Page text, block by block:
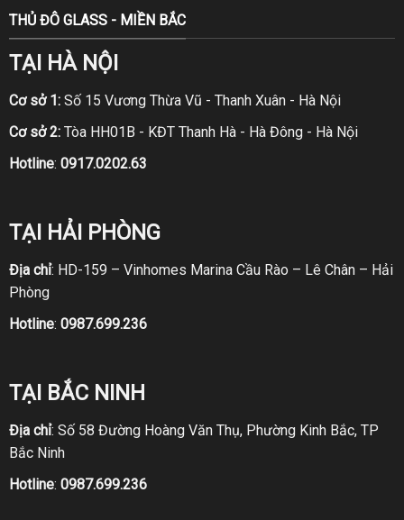
THỦ ĐÔ GLASS - MIỀN BẮC
TẠI HÀ NỘI
Cơ sở 1:Số 15 Vương Thừa Vũ - Thanh Xuân - Hà Nội
Cơ sở 2:Tòa HH01B - KĐT Thanh Hà - Hà Đông - Hà Nội
Hotline: 0917.0202.63
TẠI HẢI PHÒNG
Địa chỉ: HD-159 – Vinhomes Marina Cầu Rào – Lê Chân – Hải
Phòng
Hotline: 0987.699.236
TẠI BẮC NINH
Địa chỉ: Số 58 Đường Hoàng Văn Thụ, Phường Kinh Bắc, TP
Bắc Ninh
Hotline: 0987.699.236